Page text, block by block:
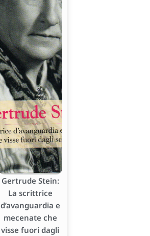
Gertrude Stein:
La scrittrice
d’avanguardia e
mecenate che
visse fuori dagli